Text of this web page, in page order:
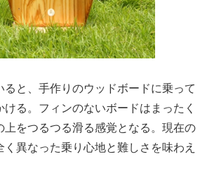
ると、手作りのウッドボードに乗って
る。フィンのないボードはまったく
上をつるつる滑る感覚となる。現在の
異なった乗り心地と難しさを味わえ